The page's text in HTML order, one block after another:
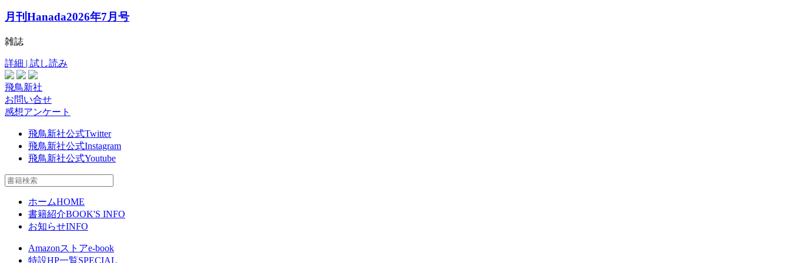
月刊Hanada2026年7月号
雑誌
詳細 | 試し読み
飛鳥新社
お問い合せ
感想アンケート
飛鳥新社公式Twitter
飛鳥新社公式Instagram
飛鳥新社公式Youtube
ホームHOME
書籍紹介BOOK'S INFO
お知らせINFO
Amazonストアe-book
特設HP一覧SPECIAL